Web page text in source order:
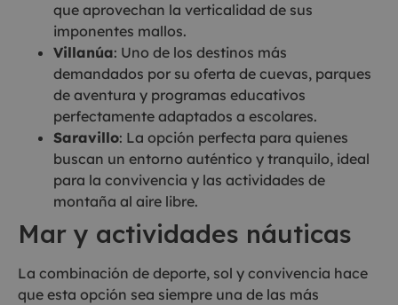
que aprovechan la verticalidad de sus
imponentes mallos.
Villanúa: Uno de los destinos más
demandados por su oferta de cuevas, parques
de aventura y programas educativos
perfectamente adaptados a escolares.
Saravillo: La opción perfecta para quienes
buscan un entorno auténtico y tranquilo, ideal
para la convivencia y las actividades de
montaña al aire libre.
Mar y actividades náuticas
La combinación de deporte, sol y convivencia hace
que esta opción sea siempre una de las más